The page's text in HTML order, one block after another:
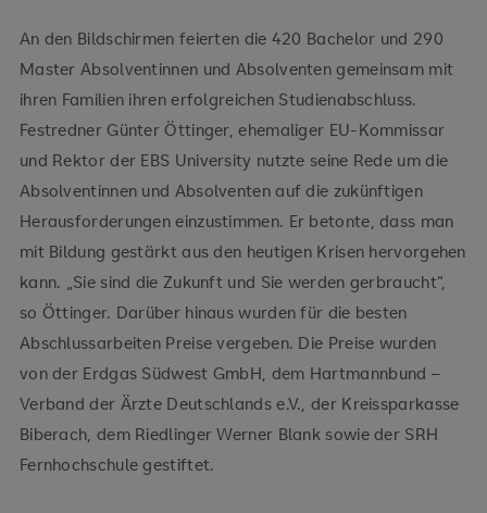
An den Bildschirmen feierten die 420 Bachelor und 290
Master Absolventinnen und Absolventen gemeinsam mit
ihren Familien ihren erfolgreichen Studienabschluss.
Festredner Günter Öttinger, ehemaliger EU-Kommissar
und Rektor der EBS University nutzte seine Rede um die
Absolventinnen und Absolventen auf die zukünftigen
Herausforderungen einzustimmen. Er betonte, dass man
mit Bildung gestärkt aus den heutigen Krisen hervorgehen
kann. „Sie sind die Zukunft und Sie werden gerbraucht”,
so Öttinger. Darüber hinaus wurden für die besten
Abschlussarbeiten Preise vergeben. Die Preise wurden
von der Erdgas Südwest GmbH, dem Hartmannbund –
Verband der Ärzte Deutschlands e.V., der Kreissparkasse
Biberach, dem Riedlinger Werner Blank sowie der SRH
Fernhochschule gestiftet.